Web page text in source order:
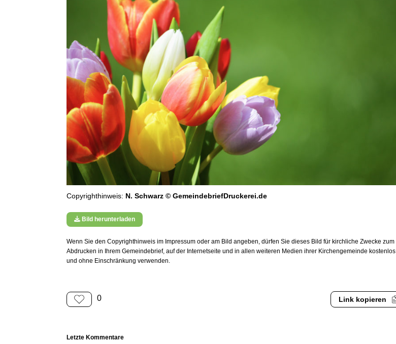
Copyrighthinweis: N. Schwarz © GemeindebriefDruckerei.de
Bild herunterladen
Wenn Sie den Copyrighthinweis im Impressum oder am Bild angeben, dürfen Sie dieses Bild für kirchliche Zwecke zum
Abdrucken in Ihrem Gemeindebrief, auf der Internetseite und in allen weiteren Medien ihrer Kirchengemeinde kostenlos
und ohne Einschränkung verwenden.
0 Link kopieren
Letzte Kommentare